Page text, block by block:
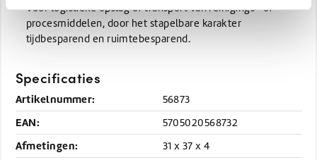
Voor logistieke opslag of transport van reinigings- of
procesmiddelen, door het stapelbare karakter
tijdbesparend en ruimtebesparend.
Specificaties
Artikelnummer: 56873
EAN: 5705020568732
Afmetingen: 31 x 37 x 4